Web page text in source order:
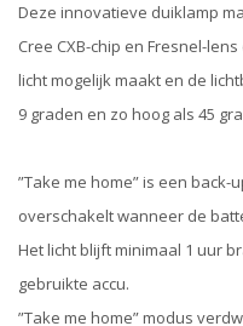
Deze innovatieve duiklamp
Cree CXB-chip en Fresnel-
licht mogelijk maakt en de
9 graden en zo hoog als 45
”Take me home” is een
overschakelt wanneer de
Het licht blijft minimaal 1 uur
gebruikte accu.
”Take me home” modus